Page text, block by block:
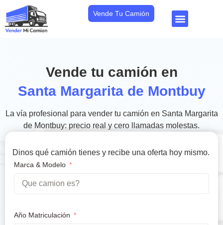
Vende Tu Camión
Vende tu camión en
Santa Margarita de Montbuy
La vía profesional para vender tu camión en Santa Margarita
de Montbuy: precio real y cero llamadas molestas.
Dinos qué camión tienes y recibe una oferta hoy mismo.
Marca & Modelo
Año Matriculación